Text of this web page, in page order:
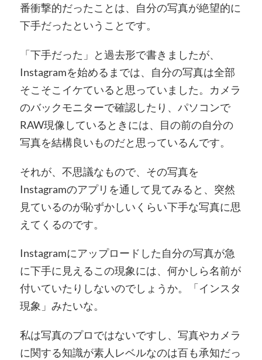
番衝撃的だったことは、自分の写真が絶望的に
下手だったということです。
「下手だった」と過去形で書きましたが、
Instagramを始めるまでは、自分の写真は全部
そこそこイケていると思っていました。カメラ
のバックモニターで確認したり、パソコンで
RAW現像しているときには、目の前の自分の
写真を結構良いものだと思っているんです。
それが、不思議なもので、その写真を
Instagramのアプリを通して見てみると、突然
見ているのが恥ずかしいくらい下手な写真に思
えてくるのです。
Instagramにアップロードした自分の写真が急
に下手に見えるこの現象には、何かしら名前が
付いていたりしないのでしょうか。「インスタ
現象」みたいな。
私は写真のプロではないですし、写真やカメラ
に関する知識が素人レベルなのは百も承知だっ